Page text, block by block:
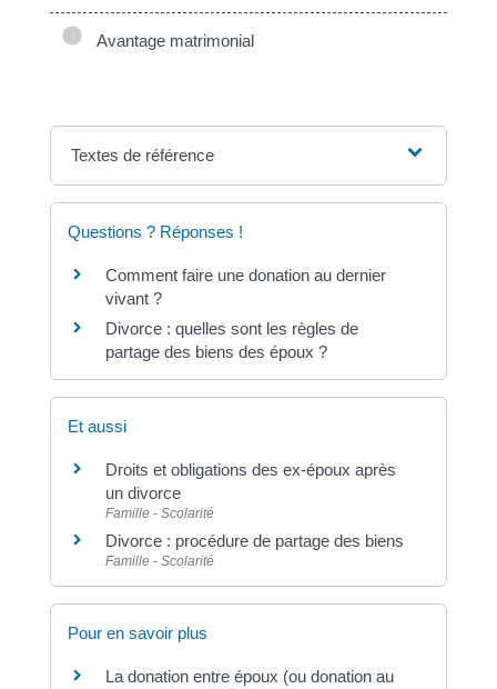
Avantage matrimonial
Textes de référence
Questions ? Réponses !
Comment faire une donation au dernier
vivant ?
Divorce : quelles sont les règles de
partage des biens des époux ?
Et aussi
Droits et obligations des ex-époux après
un divorce
Famille - Scolarité
Divorce : procédure de partage des biens
Famille - Scolarité
Pour en savoir plus
La donation entre époux (ou donation au